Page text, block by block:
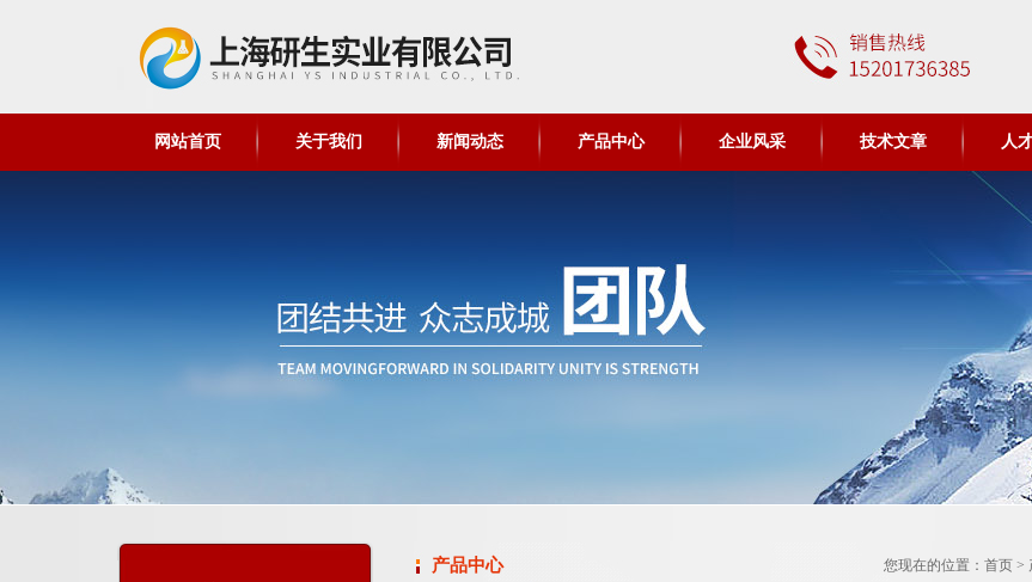
网站首页 关于我们 新闻动态 产品中心 企业风采 技术文章 人
产品中心 您现在的位置： 首页 >